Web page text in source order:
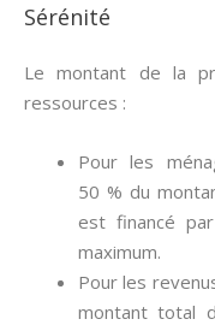
Sérénité
Le montant de la
ressources :
Pour les
50 % du
est financé
maximum.
Pour les
montant total